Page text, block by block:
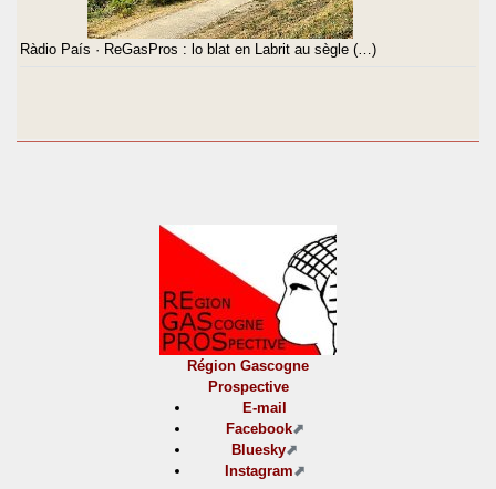
Ràdio País · ReGasPros : lo blat en Labrit au sègle (…)
Région Gascogne
Prospective
E-mail
Facebook
Bluesky
Instagram